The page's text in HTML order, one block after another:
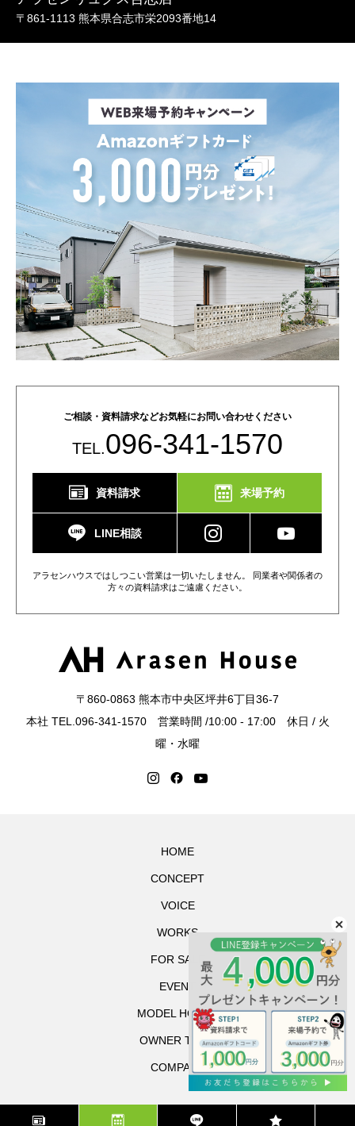
〒861-1113 熊本県合志市栄2093番地14
ご相談・資料請求などお気軽にお問い合わせください
TEL.096-341-1570
資料請求 来場予約
LINE相談
アラセンハウスではしつこい営業は一切いたしません。 同業者や関係者の
方々の資料請求はご遠慮ください。
〒860-0863 熊本市中央区坪井6丁目36-7
本社 TEL.096-341-1570 営業時間 /10:00 - 17:00 休日 / 火
曜・水曜
HOME
CONCEPT
VOICE
WORKS
FOR SALE
EVENT
MODEL HOUSE
OWNER TOUR
COMPANY